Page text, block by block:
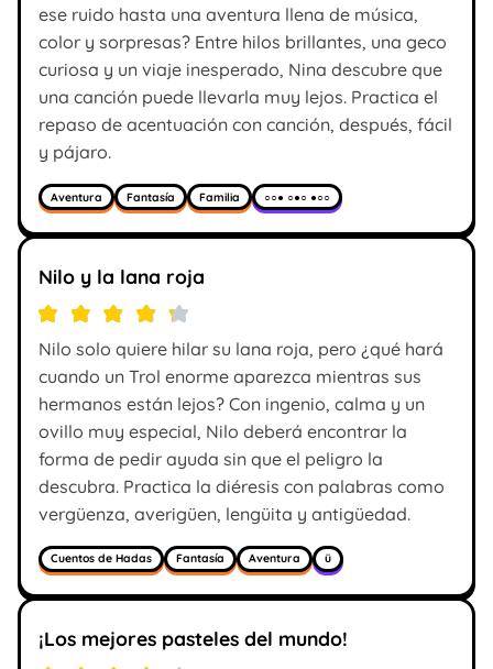
ese ruido hasta una aventura llena de música,
color y sorpresas? Entre hilos brillantes, una geco
curiosa y un viaje inesperado, Nina descubre que
una canción puede llevarla muy lejos. Practica el
repaso de acentuación con canción, después, fácil
y pájaro.
Aventura Fantasía Familia ○○● ○●○ ●○○
Nilo y la lana roja
Nilo solo quiere hilar su lana roja, pero ¿qué hará
cuando un Trol enorme aparezca mientras sus
hermanos están lejos? Con ingenio, calma y un
ovillo muy especial, Nilo deberá encontrar la
forma de pedir ayuda sin que el peligro la
descubra. Practica la diéresis con palabras como
vergüenza, averigüen, lengüita y antigüedad.
Cuentos de Hadas Fantasía Aventura ü
¡Los mejores pasteles del mundo!